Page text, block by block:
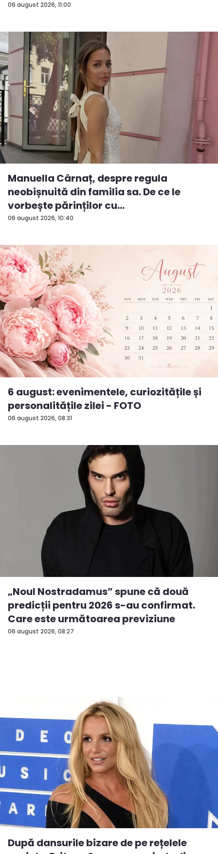
06 august 2026, 11:00
06 august 2026, 10:40
Manuella Cârnaț, despre regula
neobișnuită din familia sa. De ce le
vorbește părinților cu
„dumneavoastră...
06 august 2026, 08:31
6 august: evenimentele, curiozitățile și
personalitățile zilei - FOTO
06 august 2026, 08:27
„Noul Nostradamus” spune că două
predicții pentru 2026 s-au confirmat.
Care este următoarea previziune
După dansurile bizare de pe rețelele